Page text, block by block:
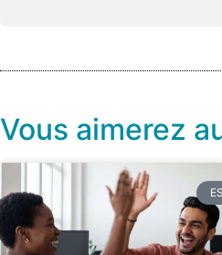
Vous aimerez